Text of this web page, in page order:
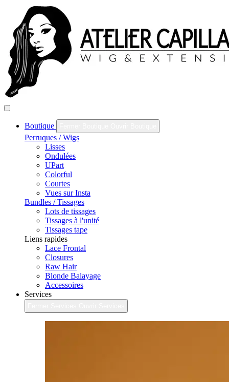
Boutique
Perruques / Wigs
Lisses
Ondulées
UPart
Colorful
Courtes
Vues sur Insta
Bundles / Tissages
Lots de tissages
Tissages à l'unité
Tissages tape
Liens rapides
Lace Frontal
Closures
Raw Hair
Blonde Balayage
Accessoires
Services